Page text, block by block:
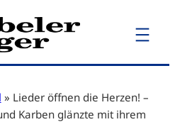
» Lieder öffnen die Herzen! –
Karben glänzte mit ihrem